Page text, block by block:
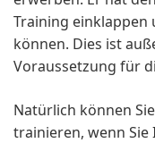
Training einklappen
können. Dies ist
Voraussetzung für
Natürlich können
trainieren, wenn